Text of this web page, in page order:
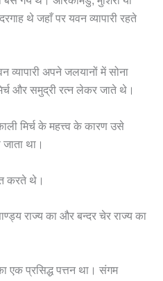
थे जहाँ पर यवन व्यापारी रहते
व्यापारी अपने जलयानों में सोना
और समुद्री रत्न लेकर जाते थे।
मिर्च के महत्त्व के कारण उसे
था।
करते थे।
राज्य का और बन्दर चेर राज्य का
एक प्रसिद्ध पत्तन था। संगम